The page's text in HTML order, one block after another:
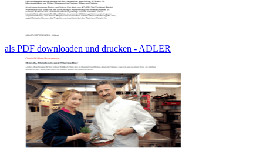
als PDF downloaden und drucken - ADLER